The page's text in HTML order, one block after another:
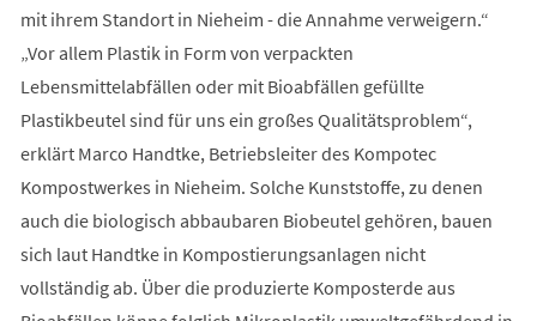
mit ihrem Standort in Nieheim - die Annahme verweigern.“
„Vor allem Plastik in Form von verpackten
Lebensmittelabfällen oder mit Bioabfällen gefüllte
Plastikbeutel sind für uns ein großes Qualitätsproblem“,
erklärt Marco Handtke, Betriebsleiter des Kompotec
Kompostwerkes in Nieheim. Solche Kunststoffe, zu denen
auch die biologisch abbaubaren Biobeutel gehören, bauen
sich laut Handtke in Kompostierungsanlagen nicht
vollständig ab. Über die produzierte Komposterde aus